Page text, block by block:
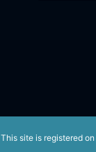
This site is registered on